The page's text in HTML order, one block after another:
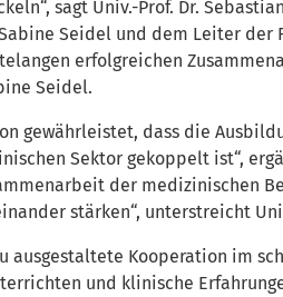
sagt Univ.-Prof. Dr.
Seidel und dem Leiter der
erfolgreichen
Seidel.
gewährleistet, dass die
Sektor gekoppelt ist“,
der medizinischen
stärken“, unterstreicht
ausgestaltete Kooperation im
und klinische